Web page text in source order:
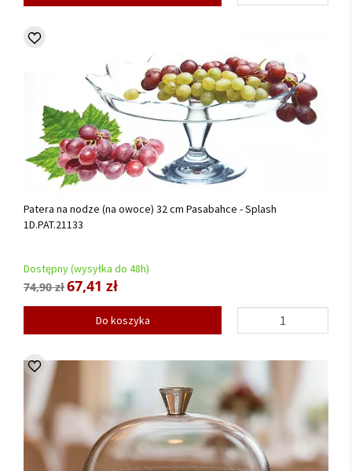
Patera na nodze (na owoce) 32 cm Pasabahce - Splash
1D.PAT.21133
Dostępny (wysyłka do 48h)
74,90 zł67,41 zł
Do koszyka